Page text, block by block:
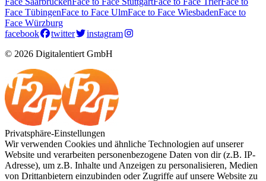
Face TübingenFace to Face UlmFace to Face WiesbadenFace to
Face Würzburg
facebook
twitter
instagram
© 2026 Digitalentiert GmbH
Privatsphäre-Einstellungen
Wir verwenden Cookies und ähnliche Technologien auf unserer
Website und verarbeiten personenbezogene Daten von dir (z.B. IP-
Adresse), um z.B. Inhalte und Anzeigen zu personalisieren, Medien
von Drittanbietern einzubinden oder Zugriffe auf unsere Website zu